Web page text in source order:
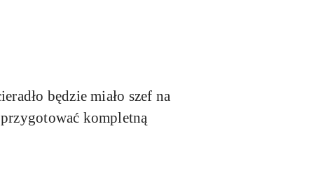
będzie miało szef na
kompletną